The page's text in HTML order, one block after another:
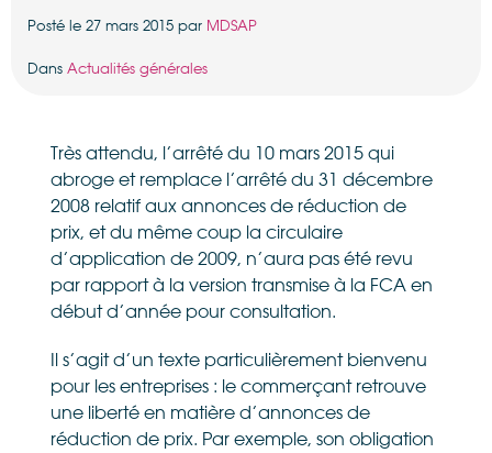
Posté le 27 mars 2015 par MDSAP
Dans Actualités générales
Très attendu, l’arrêté du 10 mars 2015 qui
abroge et remplace l’arrêté du 31 décembre
2008 relatif aux annonces de réduction de
prix, et du même coup la circulaire
d’application de 2009, n’aura pas été revu
par rapport à la version transmise à la FCA en
début d’année pour consultation.
Il s’agit d’un texte particulièrement bienvenu
pour les entreprises : le commerçant retrouve
une liberté en matière d’annonces de
réduction de prix. Par exemple, son obligation